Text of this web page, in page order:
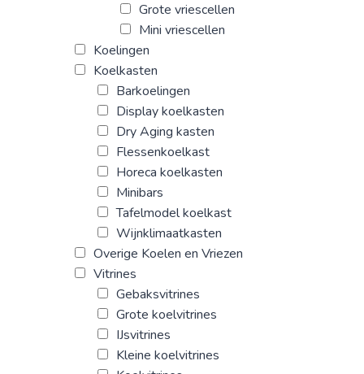
Grote vriescellen
Mini vriescellen
Koelingen
Koelkasten
Barkoelingen
Display koelkasten
Dry Aging kasten
Flessenkoelkast
Horeca koelkasten
Minibars
Tafelmodel koelkast
Wijnklimaatkasten
Overige Koelen en Vriezen
Vitrines
Gebaksvitrines
Grote koelvitrines
IJsvitrines
Kleine koelvitrines